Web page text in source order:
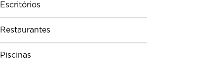
Escritórios
Restaurantes
Piscinas